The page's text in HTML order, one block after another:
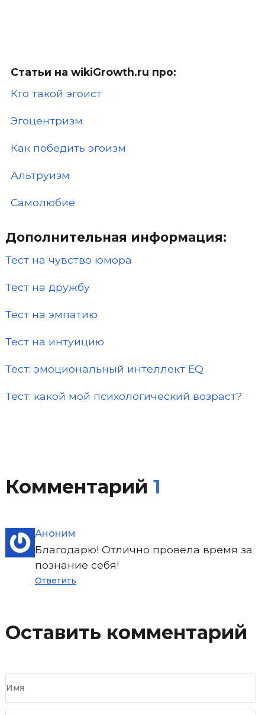
Статьи на wikiGrowth.ru про:
Кто такой эгоист
Эгоцентризм
Как победить эгоизм
Альтруизм
Самолюбие
Дополнительная информация:
Тест на чувство юмора
Тест на дружбу
Тест на эмпатию
Тест на интуицию
Тест: эмоциональный интеллект EQ
Тест: какой мой психологический возраст?
Комментарий 1
Аноним
Благодарю! Отлично провела время за
познание себя!
Ответить
Оставить комментарий